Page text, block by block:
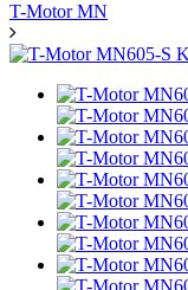
T-Motor MN